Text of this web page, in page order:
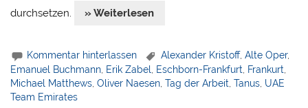
durchsetzen. » Weiterlesen
Kommentar hinterlassen Alexander Kristoff,Alte Oper,
Emanuel Buchmann, Erik Zabel, Eschborn-Frankfurt, Frankurt,
Michael Matthews,Oliver Naesen,Tag der Arbeit,Tanus, UAE
Team Emirates